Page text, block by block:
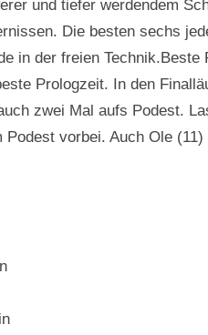
und tiefer werdendem
Die besten sechs
in der freien
Prologzeit. In den
zwei Mal aufs Podest.
Podest vorbei. Auch Ole